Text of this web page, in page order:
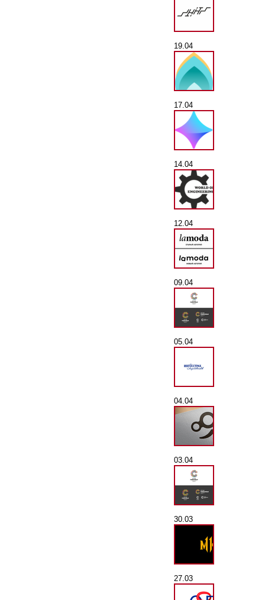
19.04
17.04
14.04
12.04
09.04
05.04
04.04
03.04
30.03
27.03